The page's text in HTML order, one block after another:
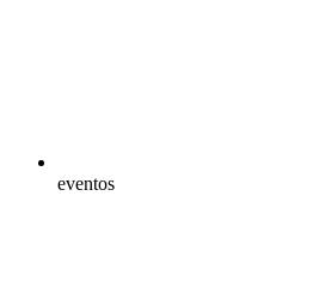
eventos